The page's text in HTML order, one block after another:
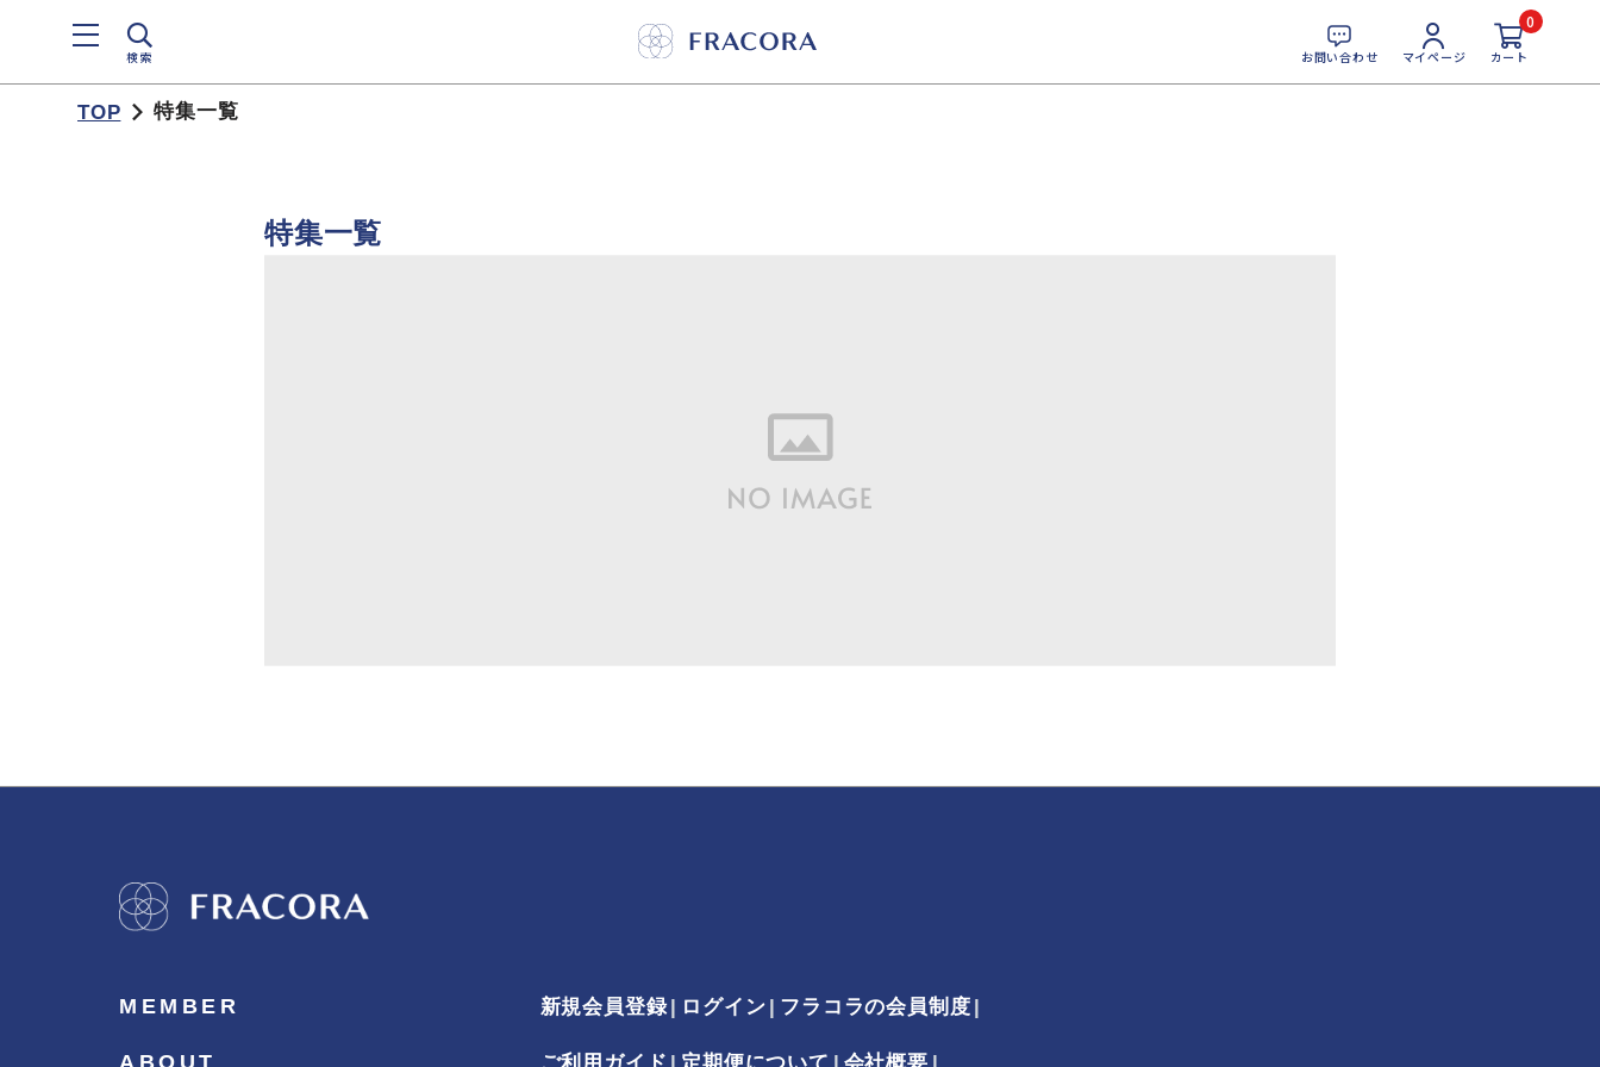
検索 お問い合わせ マイページ
0
カート
TOP 特集一覧
特集一覧
MEMBER 新規会員登録 ログイン フラコラの会員制度